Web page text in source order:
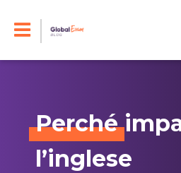
Perché
l’inglese